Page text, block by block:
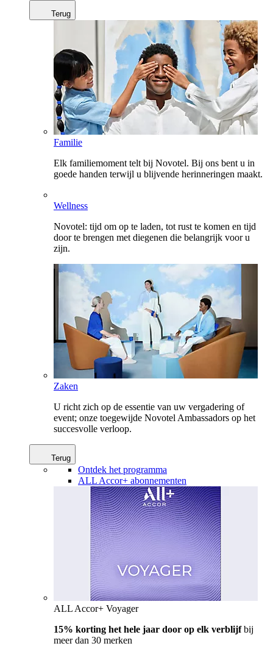
Terug
Familie
Elk familiemoment telt bij Novotel. Bij ons bent u in
goede handen terwijl u blijvende herinneringen maakt.
Wellness
Novotel: tijd om op te laden, tot rust te komen en tijd
door te brengen met diegenen die belangrijk voor u
zijn.
Zaken
U richt zich op de essentie van uw vergadering of
event; onze toegewijde Novotel Ambassadors op het
succesvolle verloop.
Terug
Ontdek het programma
ALL Accor+ abonnementen
ALL Accor+ Voyager
15% korting het hele jaar door op elk verblijfbij
meer dan 30 merken